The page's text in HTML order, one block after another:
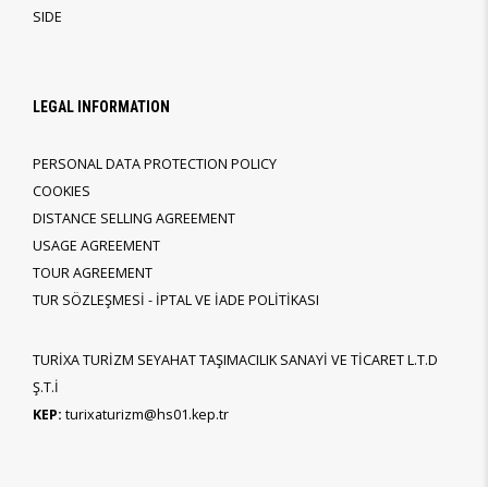
SIDE
LEGAL INFORMATION
PERSONAL DATA PROTECTION POLICY
COOKIES
DISTANCE SELLING AGREEMENT
USAGE AGREEMENT
TOUR AGREEMENT
TUR SÖZLEŞMESİ - İPTAL VE İADE POLİTİKASI
TURİXA TURİZM SEYAHAT TAŞIMACILIK SANAYİ VE TİCARET L.T.D
Ş.T.İ
KEP: turixaturizm@hs01.kep.tr